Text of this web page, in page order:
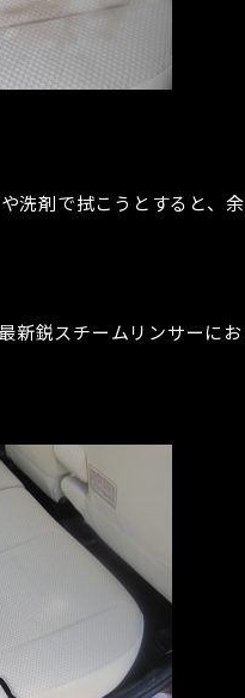
洗剤で拭こうとすると、
新鋭スチームリンサーに